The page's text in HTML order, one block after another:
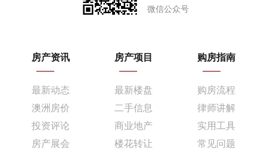
微信公众号
房产资讯
最新动态
澳洲房价
投资评论
房产展会
房产项目
最新楼盘
二手信息
商业地产
楼花转让
购房指南
购房流程
律师讲解
实用工具
常见问题